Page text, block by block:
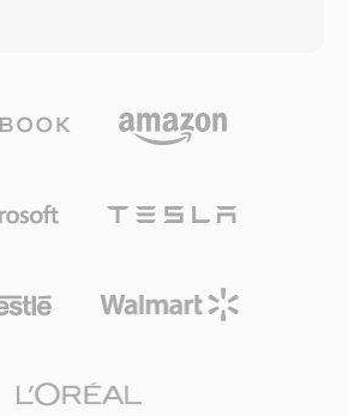
MP4 içinde H.264 ile HTML5
web tarayıcısı tarafından
oluşturmuştur. Taşıdığı modern
paketleme yapısı, bant genişliği
depolama alanı sınırlı cihazlarda
kılar.
kodlar. Tipik yayın
kıyasla daha düşük kodlayıcı
daha i̇yi hata dayanıklılığıyla
dijital radyo ve HDV kamera
kısadır — dudak